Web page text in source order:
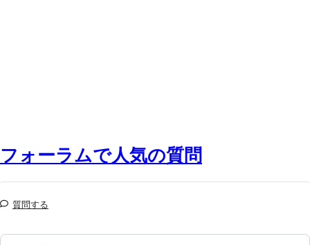
フォーラムで人気の質問
質問する